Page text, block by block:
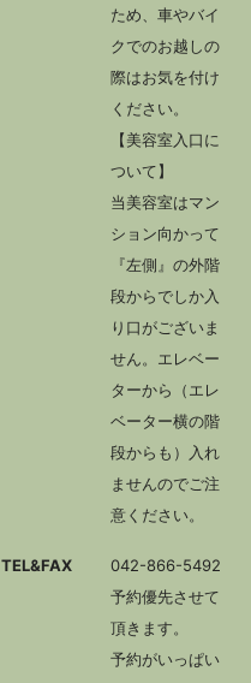
ため、車やバイ
クでのお越しの
際はお気を付け
ください。
【美容室入口に
ついて】
当美容室はマン
ション向かって
『左側』の外階
段からでしか入
り口がございま
せん。エレベー
ターから（エレ
ベーター横の階
段からも）入れ
ませんのでご注
意ください。
TEL&FAX
042-866-5492
予約優先させて
頂きます。
予約がいっぱい